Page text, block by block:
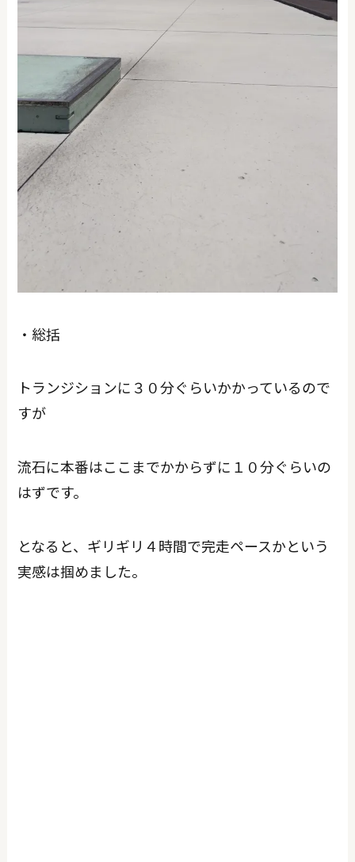
・総括
トランジションに３０分ぐらいかかっているので
すが
流石に本番はここまでかからずに１０分ぐらいの
はずです。
となると、ギリギリ４時間で完走ペースかという
実感は掴めました。